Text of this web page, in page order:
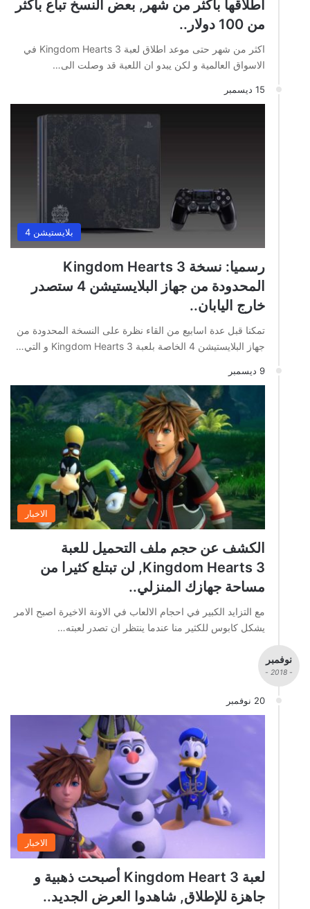
اطلاقها باكثر من شهر, بعض النسخ تباع باكثر
من 100 دولار..
اكثر من شهر حتى موعد اطلاق لعبة Kingdom Hearts 3 في
الاسواق العالمية و لكن يبدو ان اللعبة قد وصلت الى…
15 ديسمبر
بلايستيشن 4
رسميا: نسخة Kingdom Hearts 3
المحدودة من جهاز البلايستيشن 4 ستصدر
خارج اليابان..
تمكنا قبل عدة اسابيع من القاء نظرة على النسخة المحدودة من
جهاز البلايستيشن 4 الخاصة بلعبة Kingdom Hearts 3 و التي…
9 ديسمبر
الاخبار
الكشف عن حجم ملف التحميل للعبة
Kingdom Hearts 3, لن تبتلع كثيرا من
مساحة جهازك المنزلي..
مع التزايد الكبير في احجام الالعاب في الاونة الاخيرة اصبح الامر
يشكل كابوس للكثير منا عندما ينتظر ان تصدر لعبته…
نوفمبر
- 2018 -
20 نوفمبر
الاخبار
لعبة Kingdom Heart 3 أصبحت ذهبية و
جاهزة للإطلاق, شاهدوا العرض الجديد..